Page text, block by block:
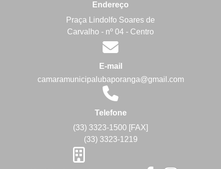
Endereço
Praça Lindolfo Soares de
Carvalho - nº 04 - Centro
E-mail
camaramunicipalubaporanga@gmail.com
Telefone
(33) 3323-1500 [FAX]
(33) 3323-1219